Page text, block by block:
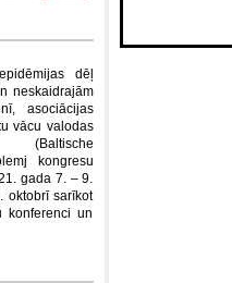
dēļ
neskaidrajām
asociācijas
vācu valodas
kongresu
gada 7. – 9.
oktobrī sarīkot
konferenci un